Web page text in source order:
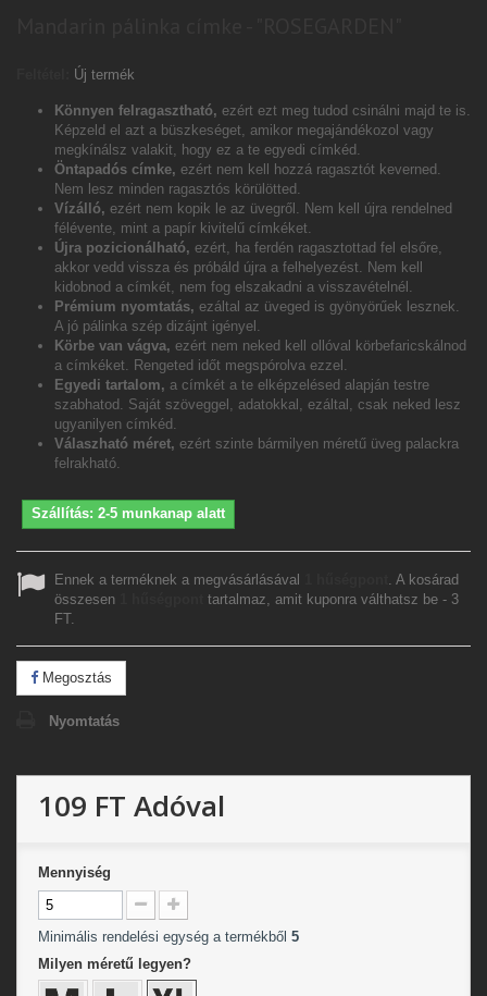
Új termék
Könnyen felragasztható, ezért ezt meg tudod csinálni majd te is.
Képzeld el azt a büszkeséget, amikor megajándékozol vagy
megkínálsz valakit, hogy ez a te egyedi címkéd.
Öntapadós címke, ezért nem kell hozzá ragasztót keverned.
Nem lesz minden ragasztós körülötted.
Vízálló, ezért nem kopik le az üvegről. Nem kell újra rendelned
félévente, mint a papír kivitelű címkéket.
Újra pozicionálható, ezért, ha ferdén ragasztottad fel elsőre,
akkor vedd vissza és próbáld újra a felhelyezést. Nem kell
kidobnod a címkét, nem fog elszakadni a visszavételnél.
Prémium nyomtatás, ezáltal az üveged is gyönyörűek lesznek.
A jó pálinka szép dizájnt igényel.
Körbe van vágva, ezért nem neked kell ollóval körbefaricskálnod
a címkéket. Rengeted időt megspórolva ezzel.
Egyedi tartalom, a címkét a te elképzelésed alapján testre
szabhatod. Saját szöveggel, adatokkal, ezáltal, csak neked lesz
ugyanilyen címkéd.
Válaszható méret, ezért szinte bármilyen méretű üveg palackra
felrakható.
Szállítás: 2-5 munkanap alatt
Ennek a terméknek a megvásárlásával
. A kosárad
összesen
tartalmaz, amit kuponra válthatsz be - 3
FT.
Megosztás
Nyomtatás
109 FT Adóval
Mennyiség
Minimális rendelési egység a termékből 5
Milyen méretű legyen?